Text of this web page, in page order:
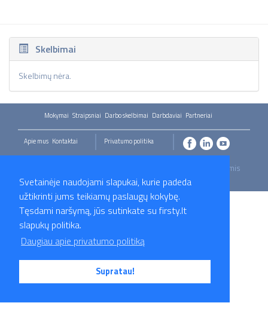
Svetainėje naudojami slapukai, kurie padeda
užtikrinti jums teikiamų paslaugų kokybę.
Tęsdami naršymą, jūs sutinkate su firsty.lt
slapukų politika.
Daugiau apie privatumo politiką
Supratau!
Skelbimai
Skelbimų nėra.
Mokymai Straipsniai Darbo skelbimai Darbdaviai Partneriai
Apie mus Kontaktai Privatumo politika
2026 Firsty.lt - Visos teisės saugomos. Susisiekite su mumis
- info@firsty.lt